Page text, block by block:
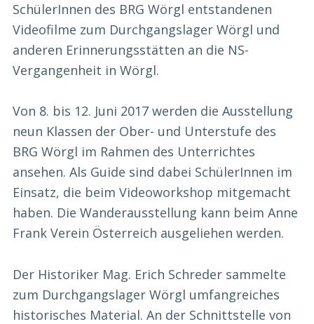
SchülerInnen des BRG Wörgl entstandenen
Videofilme zum Durchgangslager Wörgl und
anderen Erinnerungsstätten an die NS-
Vergangenheit in Wörgl.
Von 8. bis 12. Juni 2017 werden die Ausstellung
neun Klassen der Ober- und Unterstufe des
BRG Wörgl im Rahmen des Unterrichtes
ansehen. Als Guide sind dabei SchülerInnen im
Einsatz, die beim Videoworkshop mitgemacht
haben. Die Wanderausstellung kann beim Anne
Frank Verein Österreich ausgeliehen werden.
Der Historiker Mag. Erich Schreder sammelte
zum Durchgangslager Wörgl umfangreiches
historisches Material. An der Schnittstelle von